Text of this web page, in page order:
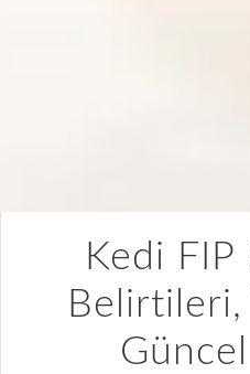
Kedi FIP
Belirtileri,